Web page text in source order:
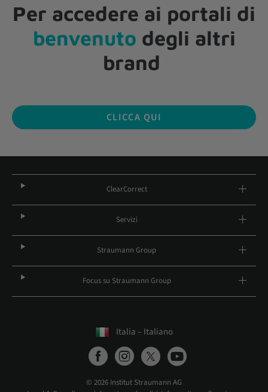
Per accedere ai portali di
benvenuto degli altri
brand
CLICCA QUI
ClearCorrect
Servizi
Straumann Group
Focus su Straumann Group
Italia – Italiano
© 2026 Institut Straumann AG